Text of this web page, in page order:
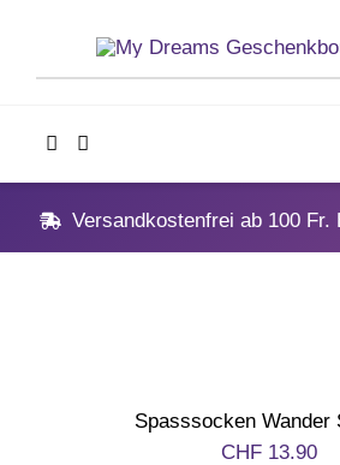
HomeVersandkostenfrei ab 100 Fr.
Spasssocken Wander
CHF 13.90